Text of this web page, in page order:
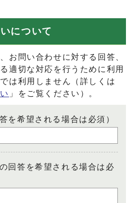
について
お問い合わせに対する回答、
適切な対応を行うために利用
は利用しません（詳しくは
」をご覧ください）。
を希望される場合は必須）
回答を希望される場合は必